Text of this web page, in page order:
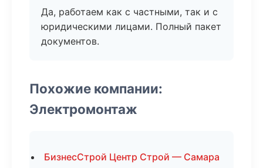
Да, работаем как с частными, так и с
юридическими лицами. Полный пакет
документов.
Похожие компании:
Электромонтаж
БизнесСтрой Центр Строй — Самара